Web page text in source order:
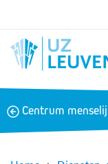
B
Centrum